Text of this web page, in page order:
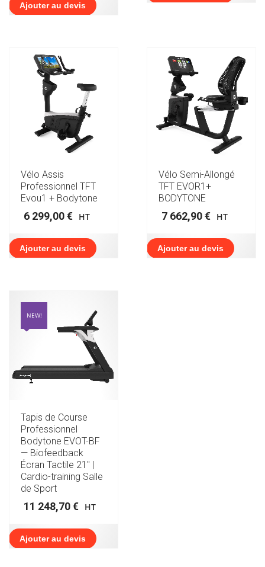
Ajouter au devis
Vélo Assis
Professionnel TFT
Evou1 + Bodytone
6 299,00€ HT
Ajouter au devis
Vélo Semi-Allongé
TFT EVOR1+
BODYTONE
7 662,90€ HT
Ajouter au devis
NEW!
Tapis de Course
Professionnel
Bodytone EVOT-BF
— Biofeedback
Écran Tactile 21″ |
Cardio-training Salle
de Sport
11 248,70€ HT
Ajouter au devis